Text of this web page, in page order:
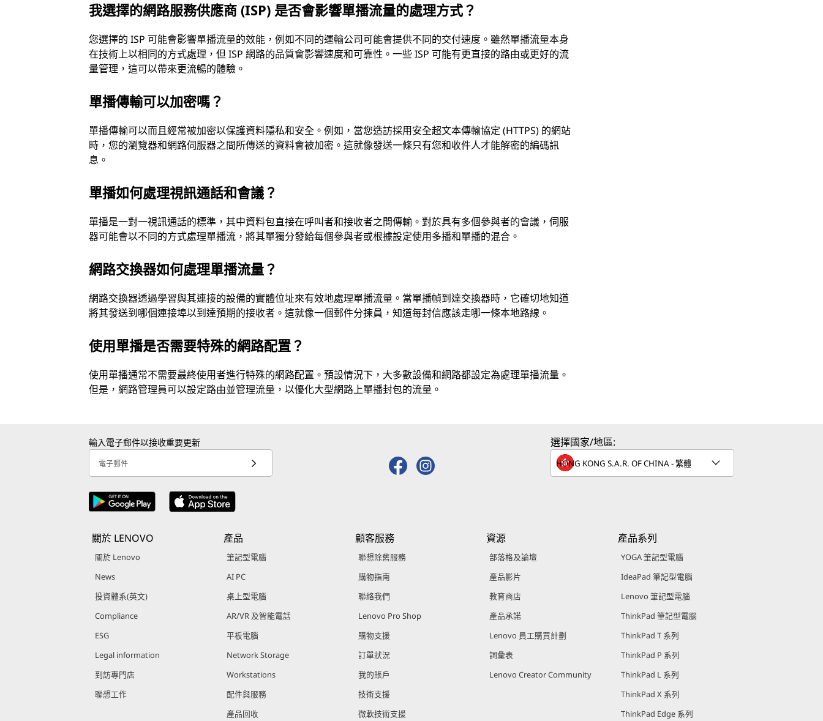
我選擇的網路服務供應商 (ISP) 是否會影響單播流量的處理方式？
您選擇的 ISP 可能會影響單播流量的效能，例如不同的運輸公司可能會提供不同的交付速度。雖然單播流量本身
在技術上以相同的方式處理，但 ISP 網路的品質會影響速度和可靠性。一些 ISP 可能有更直接的路由或更好的流
量管理，這可以帶來更流暢的體驗。
單播傳輸可以加密嗎？
單播傳輸可以而且經常被加密以保護資料隱私和安全。例如，當您造訪採用安全超文本傳輸協定 (HTTPS) 的網站
時，您的瀏覽器和網路伺服器之間所傳送的資料會被加密。這就像發送一條只有您和收件人才能解密的編碼訊
息。
單播如何處理視訊通話和會議？
單播是一對一視訊通話的標準，其中資料包直接在呼叫者和接收者之間傳輸。對於具有多個參與者的會議，伺服
器可能會以不同的方式處理單播流，將其單獨分發給每個參與者或根據設定使用多播和單播的混合。
網路交換器如何處理單播流量？
網路交換器透過學習與其連接的設備的實體位址來有效地處理單播流量。當單播幀到達交換器時，它確切地知道
將其發送到哪個連接埠以到達預期的接收者。這就像一個郵件分揀員，知道每封信應該走哪一條本地路線。
使用單播是否需要特殊的網路配置？
使用單播通常不需要最終使用者進行特殊的網路配置。預設情況下，大多數設備和網路都設定為處理單播流量。
但是，網路管理員可以設定路由並管理流量，以優化大型網路上單播封包的流量。
輸入電子郵件以接收重要更新
電子郵件
選擇國家/地區:
關於 LENOVO
關於 Lenovo
News
投資體系(英文)
Compliance
ESG
Legal information
到訪專門店
聯想工作
產品
筆記型電腦
AI PC
桌上型電腦
AR/VR 及智能電話
平板電腦
Network Storage
Workstations
配件與服務
產品回收
顧客服務
聯想除舊服務
購物指南
聯絡我們
Lenovo Pro Shop
購物支援
訂單狀況
我的賬戶
技術支援
微軟技術支援
資源
部落格及論壇
產品影片
教育商店
產品承諾
Lenovo 員工購買計劃
詞彙表
Lenovo Creator Community
產品系列
YOGA 筆記型電腦
IdeaPad 筆記型電腦
Lenovo 筆記型電腦
ThinkPad 筆記型電腦
ThinkPad T 系列
ThinkPad P 系列
ThinkPad L 系列
ThinkPad X 系列
ThinkPad Edge 系列